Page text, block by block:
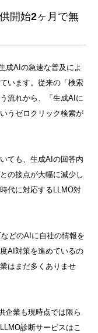
開始2ヶ月で無
成AIの急速な普及によ
います。従来の「検索
流れから、「生成AIに
うゼロクリック検索が
ても、生成AIの回答内
の接点が大幅に減少し
代に対応するLLMO対
どのAIに自社の情報を
AI対策を進めているの
はまだ多くありませ
企業も現時点では限ら
診断サービスはこ